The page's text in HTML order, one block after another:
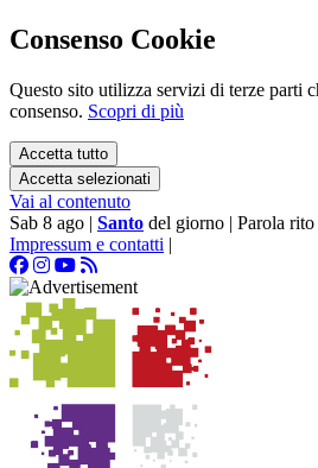
Consenso Cookie
Questo sito utilizza servizi di terze parti
consenso. Scopri di più
Accetta tutto
Accetta selezionati
Vai al contenuto
Sab 8 ago | Santo del giorno | Parola rito
Impressum e contatti |